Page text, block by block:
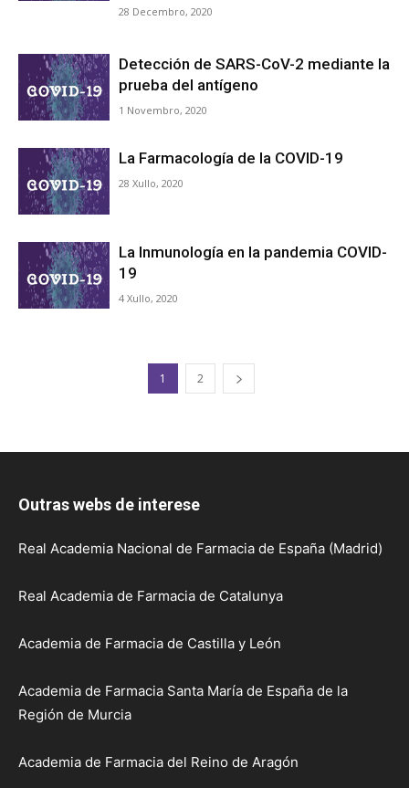
28 Decembro, 2020
Detección de SARS-CoV-2 mediante la
prueba del antígeno
1 Novembro, 2020
La Farmacología de la COVID-19
28 Xullo, 2020
La Inmunología en la pandemia COVID-
19
4 Xullo, 2020
1 2
Outras webs de interese
Real Academia Nacional de Farmacia de España (Madrid)
Real Academia de Farmacia de Catalunya
Academia de Farmacia de Castilla y León
Academia de Farmacia Santa María de España de la
Región de Murcia
Academia de Farmacia del Reino de Aragón